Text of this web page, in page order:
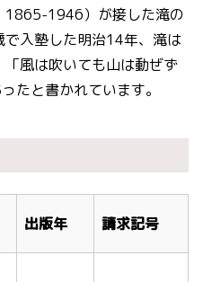
1865-1946）が接した滝の
入塾した明治14年、滝は
風は吹いても山は動ぜず
たと書かれています。
出版年 請求記号